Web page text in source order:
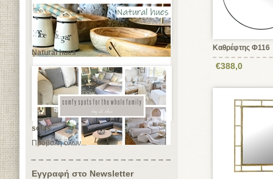
Natural hues
sofas
Προβολή όλων...
Εγγραφή στο Newsletter
Καθρέφτης Φ116
€388,0